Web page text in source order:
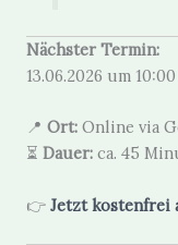
Nächster Termin:
13.06.2026 um
📍 Ort: Online via
⏳ Dauer: ca. 45
👉 Jetzt kostenfrei